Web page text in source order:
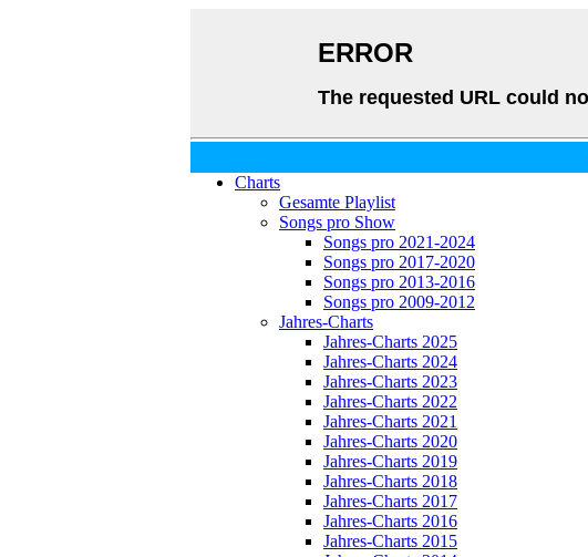
Charts
Gesamte Playlist
Songs pro Show
Songs pro 2021-2024
Songs pro 2017-2020
Songs pro 2013-2016
Songs pro 2009-2012
Jahres-Charts
Jahres-Charts 2025
Jahres-Charts 2024
Jahres-Charts 2023
Jahres-Charts 2022
Jahres-Charts 2021
Jahres-Charts 2020
Jahres-Charts 2019
Jahres-Charts 2018
Jahres-Charts 2017
Jahres-Charts 2016
Jahres-Charts 2015